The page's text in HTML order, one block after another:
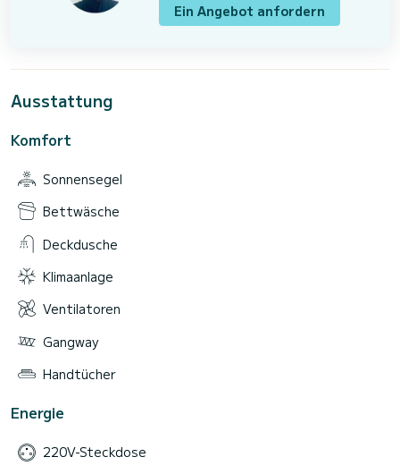
Ein Angebot anfordern
Ausstattung
Komfort
Sonnensegel
Bettwäsche
Deckdusche
Klimaanlage
Ventilatoren
Gangway
Handtücher
Energie
220V-Steckdose